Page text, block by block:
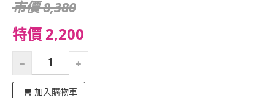
市價 8,380
特價 2,200
加入購物車